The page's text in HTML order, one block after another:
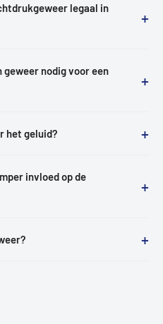
legaal in
+
nodig voor een
+
het geluid? +
invloed op de
+
+